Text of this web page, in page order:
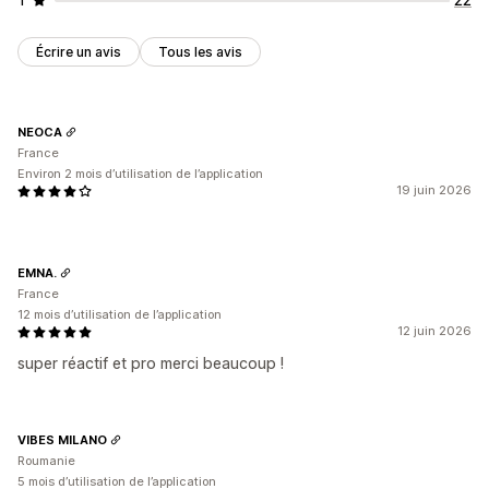
Géolocalisation
Analyses de données Suivi
Écrire un avis Tous les avis
19 juin 2026
NEOCA
France
Environ 2 mois d’utilisation de l’application
12 juin 2026
super réactif et pro merci beaucoup !
EMNA.
France
12 mois d’utilisation de l’application
VIBES MILANO
Roumanie
5 mois d’utilisation de l’application